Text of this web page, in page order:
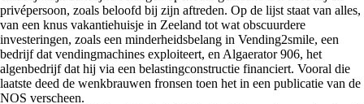
privépersoon, zoals beloofd bij zijn aftreden. Op de lijst staat van alles,
van een knus vakantiehuisje in Zeeland tot wat obscuurdere
investeringen, zoals een minderheidsbelang in Vending2smile, een
bedrijf dat vendingmachines exploiteert, en Algaerator 906, het
algenbedrijf dat hij via een belastingconstructie financiert. Vooral die
laatste deed de wenkbrauwen fronsen toen het in een publicatie van de
NOS verscheen.